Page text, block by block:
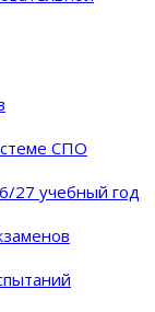
СПО
27 учебный год